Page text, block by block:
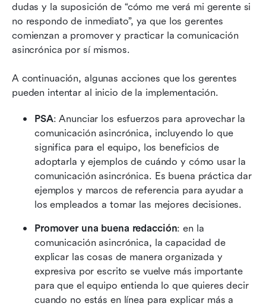
dudas y la suposición de “cómo me verá mi gerente si
no respondo de inmediato”, ya que los gerentes
comienzan a promover y practicar la comunicación
asincrónica por sí mismos.
A continuación, algunas acciones que los gerentes
pueden intentar al inicio de la implementación.
PSA: Anunciar los esfuerzos para aprovechar la
comunicación asincrónica, incluyendo lo que
significa para el equipo, los beneficios de
adoptarla y ejemplos de cuándo y cómo usar la
comunicación asincrónica. Es buena práctica dar
ejemplos y marcos de referencia para ayudar a
los empleados a tomar las mejores decisiones.
Promover una buena redacción: en la
comunicación asincrónica, la capacidad de
explicar las cosas de manera organizada y
expresiva por escrito se vuelve más importante
para que el equipo entienda lo que quieres decir
cuando no estás en línea para explicar más a